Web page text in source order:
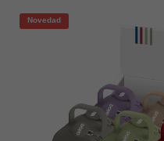
Portatodo
Colour
Portatodo
cuádruple
Colour
Novedad